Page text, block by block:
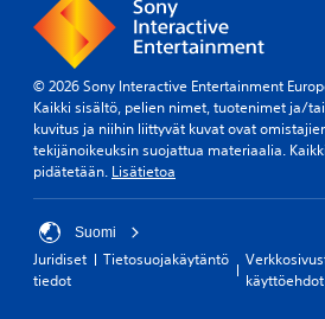
© 2026 Sony Interactive Entertainment
Kaikki sisältö, pelien nimet, tuotenimet ja/
kuvitus ja niihin liittyvät kuvat ovat
tekijänoikeuksin suojattua materiaalia.
pidätetään. Lisätietoa
Suomi
Juridiset
tiedot
Tietosuojakäytäntö
käyttöehdot